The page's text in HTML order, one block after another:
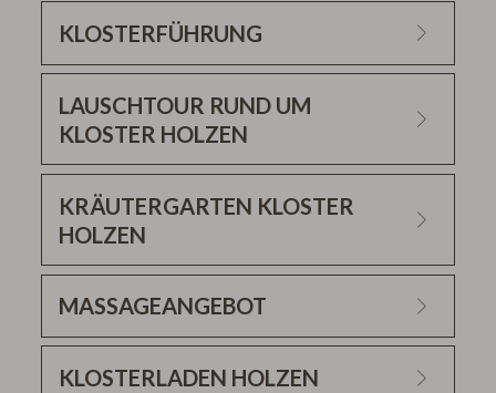
KLOSTERFÜHRUNG
LAUSCHTOUR RUND UM
KLOSTER HOLZEN
KRÄUTERGARTEN KLOSTER
HOLZEN
MASSAGEANGEBOT
KLOSTERLADEN HOLZEN